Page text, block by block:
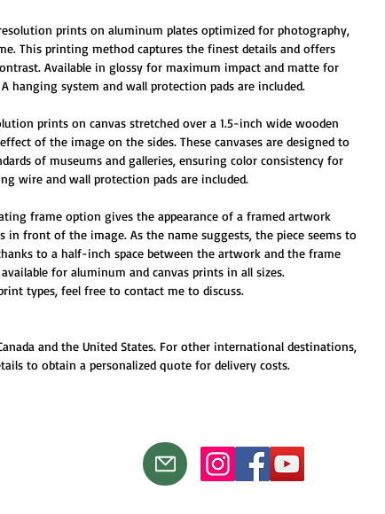
prints on aluminum plates optimized for photography,
This printing method captures the finest details and offers
Available in glossy for maximum impact and matte for
hanging system and wall protection pads are included.
prints on canvas stretched over a 1.5-inch wide wooden
of the image on the sides. These canvases are designed to
of museums and galleries, ensuring color consistency for
wire and wall protection pads are included.
frame option gives the appearance of a framed artwork
in front of the image. As the name suggests, the piece seems to
to a half-inch space between the artwork and the frame
for aluminum and canvas prints in all sizes.
types, feel free to contact me to discuss.
and the United States. For other international destinations,
to obtain a personalized quote for delivery costs.